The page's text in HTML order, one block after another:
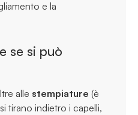
e la
se si può
alle stempiature (è
tirano indietro i capelli,